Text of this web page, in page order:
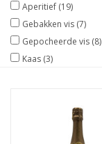
Aperitief (19)
Gebakken vis (7)
Gepocheerde vis (8)
Kaas (3)